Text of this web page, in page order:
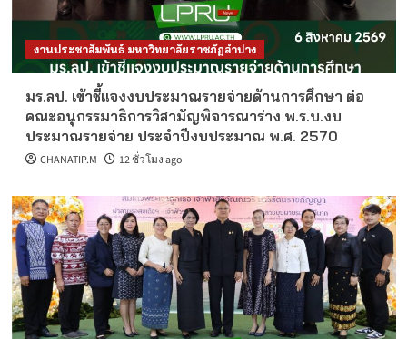
งานประชาสัมพันธ์ มหาวิทยาลัยราชภัฏลำปาง
มร.ลป. เข้าชี้แจงงบประมาณรายจ่ายด้านการศึกษา ต่อ
คณะอนุกรรมาธิการวิสามัญพิจารณาร่าง พ.ร.บ.งบ
ประมาณรายจ่าย ประจำปีงบประมาณ พ.ศ. 2570
CHANATIP.M 12 ชั่วโมง ago